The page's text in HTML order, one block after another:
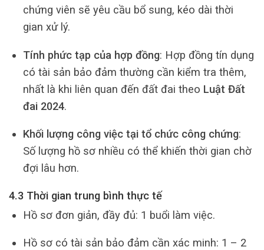
chứng viên sẽ yêu cầu bổ sung, kéo dài thời
gian xử lý.
Tính phức tạp của hợp đồng: Hợp đồng tín dụng
có tài sản bảo đảm thường cần kiểm tra thêm,
nhất là khi liên quan đến đất đai theo Luật Đất
đai 2024.
Khối lượng công việc tại tổ chức công chứng:
Số lượng hồ sơ nhiều có thể khiến thời gian chờ
đợi lâu hơn.
4.3 Thời gian trung bình thực tế
Hồ sơ đơn giản, đầy đủ: 1 buổi làm việc.
Hồ sơ có tài sản bảo đảm cần xác minh: 1 – 2